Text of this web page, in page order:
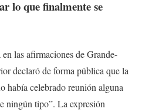
lo que finalmente se
las afirmaciones de Grande-
declaró de forma pública que la
había celebrado reunión alguna
ningún tipo”. La expresión